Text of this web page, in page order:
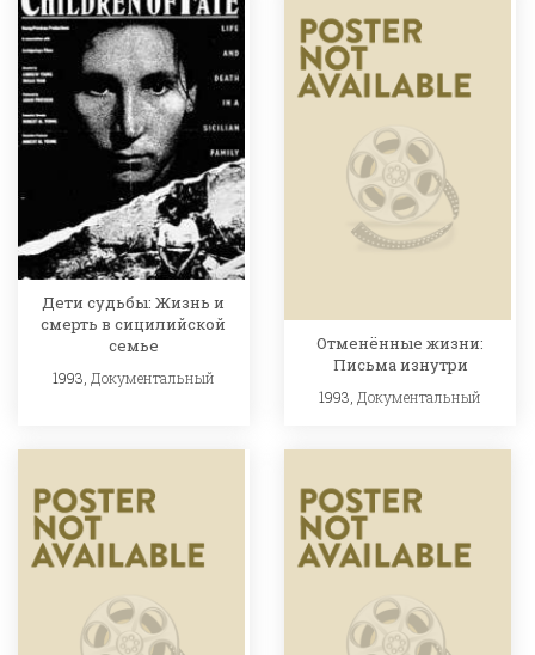
Дети судьбы: Жизнь и
смерть в сицилийской
семье
1993, Документальный
Отменённые жизни:
Письма изнутри
1993,Документальный